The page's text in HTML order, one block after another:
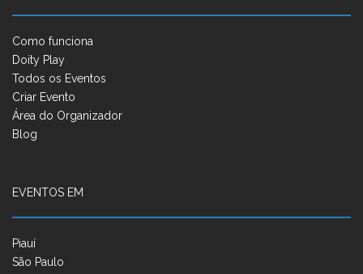
Como funciona
Doity Play
Todos os Eventos
Criar Evento
Área do Organizador
Blog
EVENTOS EM
Piauí
São Paulo